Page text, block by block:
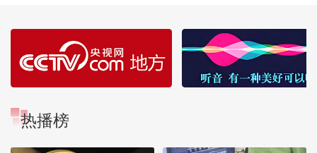
热播榜